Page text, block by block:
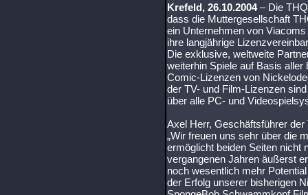
Krefeld, 26.10.2004– Die
dass die Muttergesellschaft
ein Unternehmen von
ihre langjährige
Die exklusive, weltweite
weiterhin Spiele auf Basis
Comic-Lizenzen von
der TV- und Film-Lizenzen
über alle PC- und
Axel Herr, Geschäftsführer
„Wir freuen uns sehr über die
ermöglicht beiden Seiten nicht
vergangenen Jahren äußerst
noch wesentlich mehr
der Erfolg unserer bisherigen